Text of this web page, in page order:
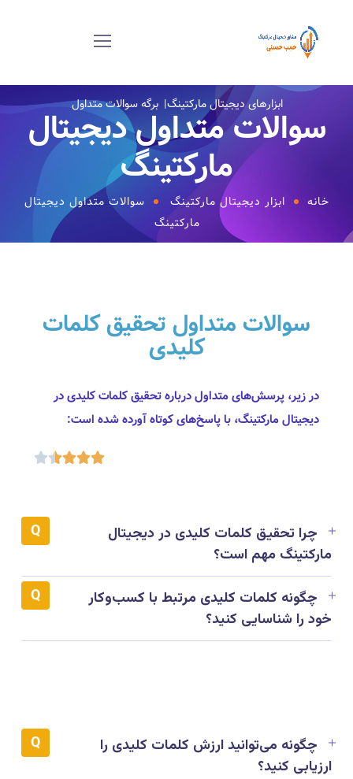
ابزارهای دیجیتال مارکتینگ برگه سوالات متداول
سوالات متداول دیجیتال
مارکتینگ
خانه ابزار دیجیتال مارکتینگ
سوالات متداول دیجیتال
مارکتینگ
سوالات متداول تحقیق کلمات
کلیدی
در زیر، پرسش‌های متداول درباره تحقیق کلمات کلیدی در
دیجیتال مارکتینگ، با پاسخ‌های کوتاه آورده شده است:





چرا تحقیق کلمات کلیدی در دیجیتال
مارکتینگ مهم است؟
چگونه کلمات کلیدی مرتبط با کسب‌وکار
خود را شناسایی کنید؟
چگونه می‌توانید ارزش کلمات کلیدی را
ارزیابی کنید؟